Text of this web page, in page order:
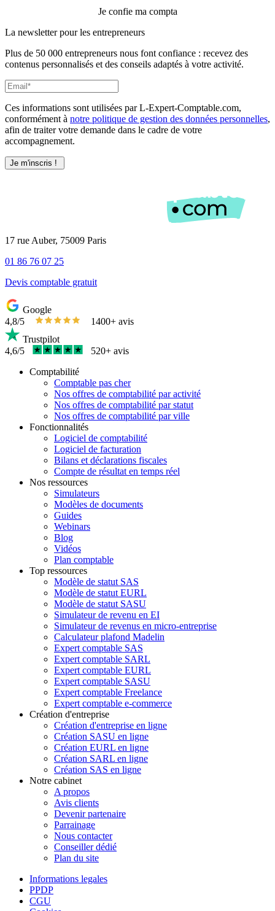
Je confie ma compta
La newsletter pour les entrepreneurs
Plus de 50 000 entrepreneurs nous font confiance : recevez des
contenus personnalisés et des conseils adaptés à votre activité.
Ces informations sont utilisées par L-Expert-Comptable.com,
conformément à notre politique de gestion des données personnelles,
afin de traiter votre demande dans le cadre de votre
accompagnement.
17 rue Auber, 75009 Paris
01 86 76 07 25
Devis comptable gratuit
Google
4,8/5
1400+ avis
Trustpilot
4,6/5
520+ avis
Comptabilité
Comptable pas cher
Nos offres de comptabilité par activité
Nos offres de comptabilité par statut
Nos offres de comptabilité par ville
Fonctionnalités
Logiciel de comptabilité
Logiciel de facturation
Bilans et déclarations fiscales
Compte de résultat en temps réel
Nos ressources
Simulateurs
Modèles de documents
Guides
Webinars
Blog
Vidéos
Plan comptable
Top ressources
Modèle de statut SAS
Modèle de statut EURL
Modèle de statut SASU
Simulateur de revenu en EI
Simulateur de revenus en micro-entreprise
Calculateur plafond Madelin
Expert comptable SAS
Expert comptable SARL
Expert comptable EURL
Expert comptable SASU
Expert comptable Freelance
Expert comptable e-commerce
Création d'entreprise
Création d'entreprise en ligne
Création SASU en ligne
Création EURL en ligne
Création SARL en ligne
Création SAS en ligne
Notre cabinet
A propos
Avis clients
Devenir partenaire
Parrainage
Nous contacter
Conseiller dédié
Plan du site
Informations legales
PPDP
CGU